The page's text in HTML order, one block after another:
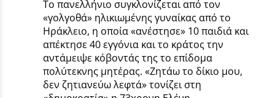
Το πανελλήνιο συγκλονίζεται από τον
«γολγοθά» ηλικιωμένης γυναίκας από το
Ηράκλειο, η οποία «ανέστησε» 10 παιδιά και
απέκτησε 40 εγγόνια και το κράτος την
αντάμειψε κόβοντάς της το επίδομα
πολύτεκνης μητέρας. «Ζητάω το δίκιο μου,
δεν ζητιανεύω λεφτά» τονίζει στη